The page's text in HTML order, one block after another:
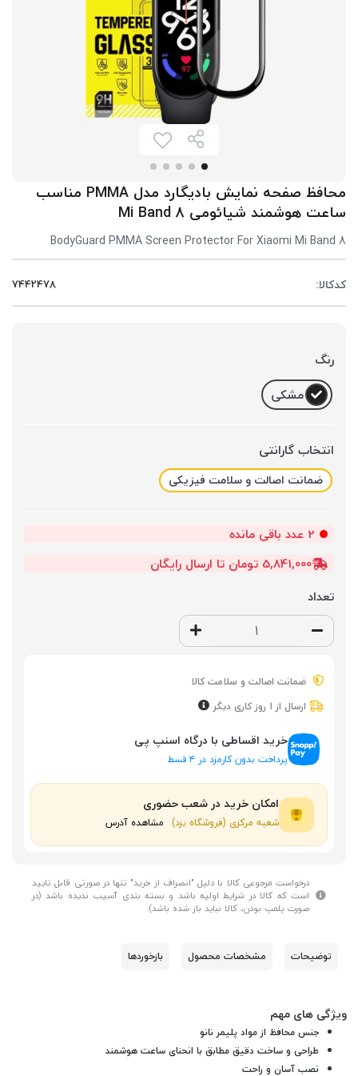
محافظ صفحه نمایش بادیگارد مدل PMMA مناسب
ساعت هوشمند شیائومی Mi Band 8
BodyGuard PMMA Screen Protector For Xiaomi Mi Band 8
کدکالا:
رنگ
مشکی
انتخاب گارانتی
ضمانت اصالت و سلامت فیزیکی
2 عدد باقی مانده
5,841,000 تومان تا ارسال رایگان
تعداد
ضمانت اصالت و سلامت کالا
ارسال از 1 روز کاری دیگر
خرید اقساطی با درگاه اسنپ پی
پرداخت بدون کارمزد در ۴ قسط
امکان خرید در شعب حضوری
شعبه مرکزی (فروشگاه یزد) مشاهده آدرس
درخواست مرجوعی کالا با دلیل "انصراف از خرید" تنها در صورتی قابل تایید
است که کالا در شرایط اولیه باشد و بسته بندی آسیب ندیده باشد (در
صورت پلمپ بودن، کالا نباید باز شده باشد).
توضیحات مشخصات محصول بازخوردها
ویژگی های مهم
جنس محافظ از مواد پلیمر نانو
طراحی و ساخت دقیق مطابق با انحنای ساعت هوشمند
نصب آسان و راحت